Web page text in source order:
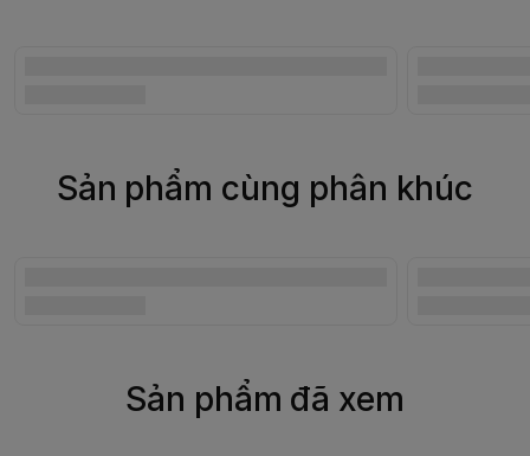
Sản phẩm cùng phân khúc
Sản phẩm đã xem